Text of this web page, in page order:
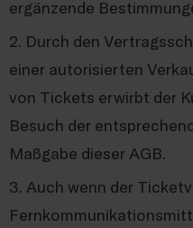
ergänzende
2. Durch den
einer autorisierten
von Tickets erwirbt der
Besuch der
Maßgabe dieser AGB.
3. Auch wenn der